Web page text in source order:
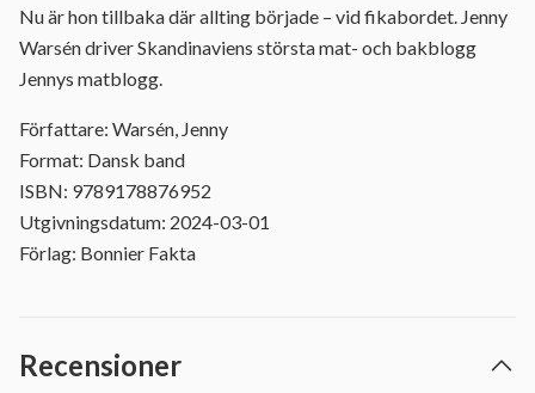
Nu är hon tillbaka där allting började – vid fikabordet. Jenny
Warsén driver Skandinaviens största mat- och bakblogg
Jennys matblogg.
Författare: Warsén, Jenny
Format: Dansk band
ISBN: 9789178876952
Utgivningsdatum: 2024-03-01
Förlag: Bonnier Fakta
Recensioner